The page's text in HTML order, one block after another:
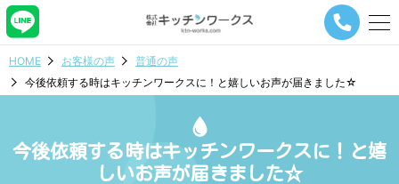
メ
ナ
ー
シ
HOME お客様の声
普通の声
今後依頼する時はキッチンワークスに！と嬉しいお声が届きました☆
今後依頼する時はキッチンワークスに！と嬉
しいお声が届きました☆